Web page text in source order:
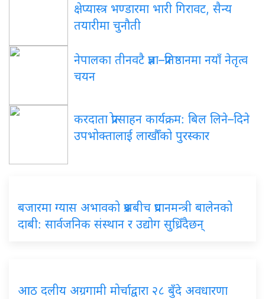
क्षेप्यास्त्र भण्डारमा भारी गिरावट, सैन्य
तयारीमा चुनौती
नेपालका तीनवटै प्रज्ञा–प्रतिष्ठानमा नयाँ नेतृत्व
चयन
करदाता प्रोत्साहन कार्यक्रम: बिल लिने–दिने
उपभोक्तालाई लाखौँको पुरस्कार
बजारमा ग्यास अभावको प्रश्नबीच प्रधानमन्त्री बालेनको
दाबी: सार्वजनिक संस्थान र उद्योग सुध्रिँदैछन्
आठ दलीय अग्रगामी मोर्चाद्वारा २८ बुँदे अवधारणा